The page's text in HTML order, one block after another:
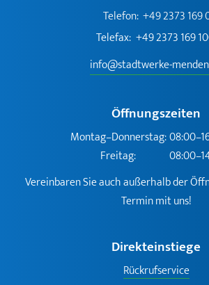
Telefon: +49 2373 169
Telefax: +49 2373 169
info@stadtwerke-
Öffnungszeiten
Montag–Donnerstag:
Freitag:
Vereinbaren Sie auch außerhalb der
Termin mit uns!
Direkteinstiege
Rückrufservice